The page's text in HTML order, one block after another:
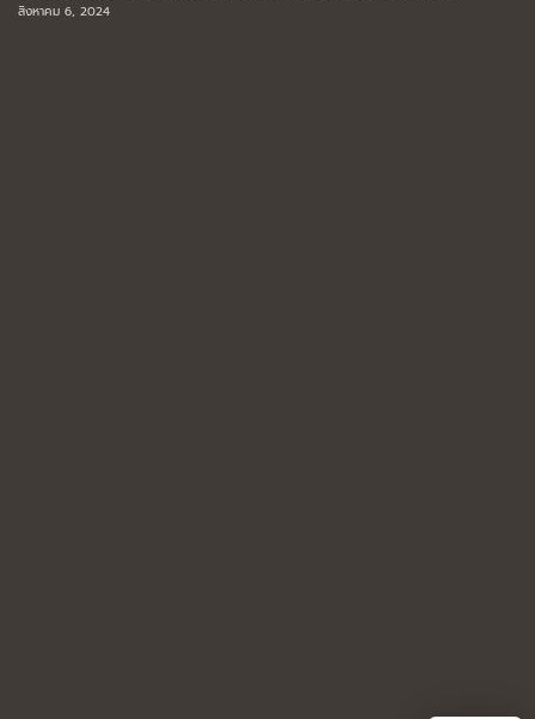
สิงหาคม 6, 2024